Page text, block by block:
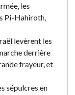
les
Pi-Hahiroth,
levèrent les
derrière
frayeur, et
sépulcres en